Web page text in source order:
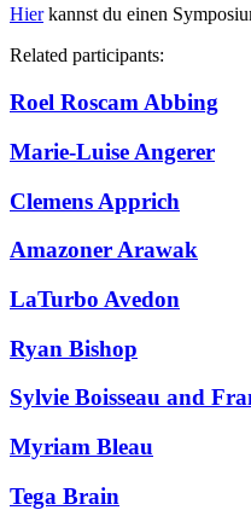
Hierkannst du einen
Related participants:
Roel Roscam Abbing
Marie-Luise Angerer
Clemens Apprich
Amazoner Arawak
LaTurbo Avedon
Ryan Bishop
Sylvie Boisseau and
Myriam Bleau
Tega Brain